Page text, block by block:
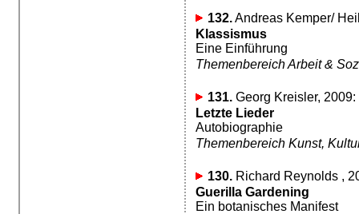
132.Andreas Kemper/
Klassismus
Eine Einführung
Themenbereich Arbeit &
131.Georg Kreisler, 2009:
Letzte Lieder
Autobiographie
Themenbereich Kunst,
130.Richard Reynolds ,
Guerilla Gardening
Ein botanisches Manifest